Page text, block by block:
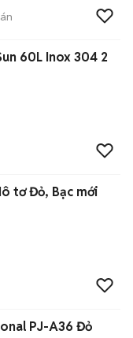
60L Inox 304 2
tơ Đỏ, Bạc mới
PJ-A36 Đỏ